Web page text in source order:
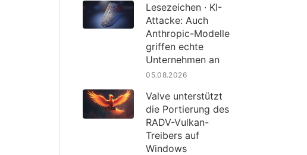
Lesezeichen · KI-
Attacke: Auch
Anthropic-Modelle
griffen echte
Unternehmen an
05.08.2026
Valve unterstützt
die Portierung des
RADV-Vulkan-
Treibers auf
Windows